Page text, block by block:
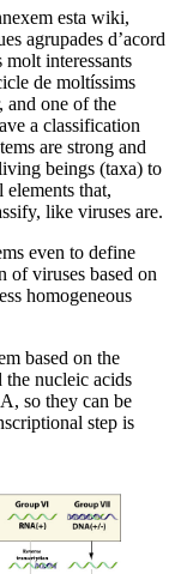
esta wiki,
agrupades d’acord
interessants
de moltíssims
and one of the
a classification
are strong and
beings (taxa) to
that,
like viruses are.
even to define
of viruses based on
homogeneous
based on the
nucleic acids
so they can be
step is